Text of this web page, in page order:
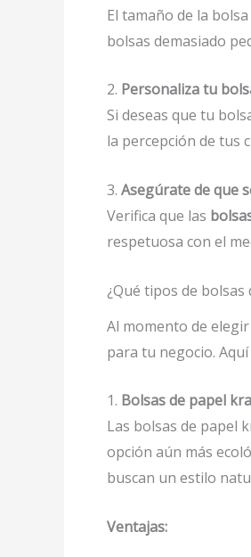
El tamaño de la
bolsas demasiado
2. Personaliza tu
Si deseas que tu
la percepción de tus
3. Asegúrate de que
Verifica que las
respetuosa con el
¿Qué tipos de
Al momento de elegir
para tu negocio.
1. Bolsas de papel
Las bolsas de papel
opción aún más
buscan un estilo
Ventajas: